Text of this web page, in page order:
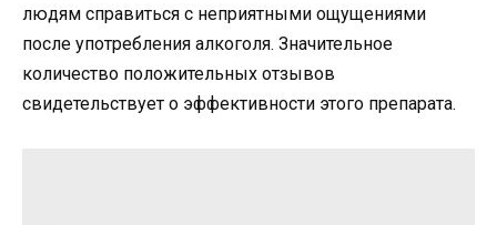
людям справиться с неприятными ощущениями
после употребления алкоголя. Значительное
количество положительных отзывов
свидетельствует о эффективности этого препарата.